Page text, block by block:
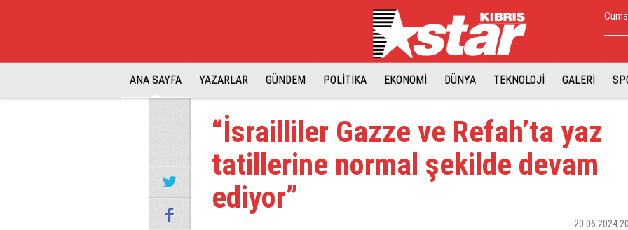
ANA SAYFA YAZARLAR GÜNDEM POLİTİKA EKONOMİ DÜNYA TEKNOLOJİ GALERİ
“İsrailliler Gazze ve Refah’ta yaz
tatillerine normal şekilde devam
ediyor”
20.06.2024